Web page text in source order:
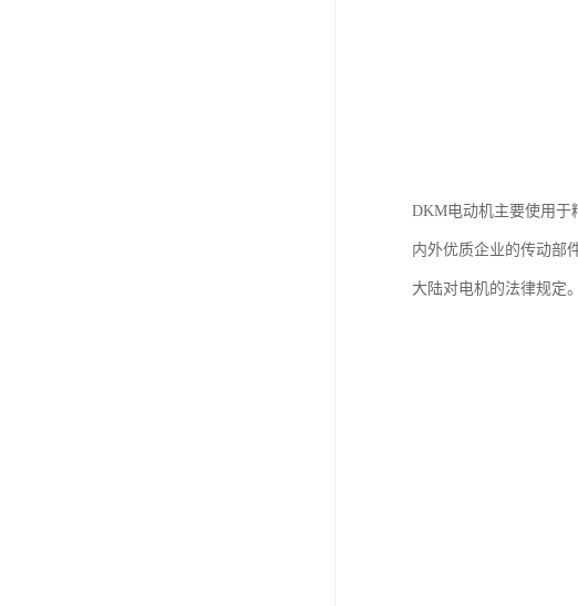
DKM电动机主要使用于
内外优质企业的传动部
大陆对电机的法律规定。